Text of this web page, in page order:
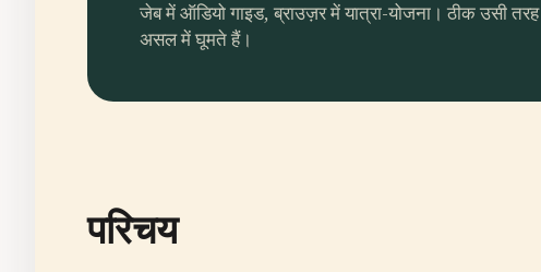
जेब में ऑडियो गाइड, ब्राउज़र में यात्रा-योजना। ठीक उसी
असल में घूमते हैं।
परिचय